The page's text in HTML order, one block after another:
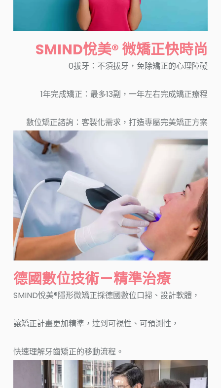
SMIND悅美® 微矯正快時尚
0拔牙：不須拔牙，免除矯正的心理障礙
1年完成矯正：最多13副，一年左右完成矯正療程
數位矯正諮詢：客製化需求，打造專屬完美矯正方案
德國數位技術－精準治療
SMIND悅美®隱形微矯正採德國數位口掃、設計軟體，
讓矯正計畫更加精準，達到可視性、可預測性，
快速理解牙齒矯正的移動流程。